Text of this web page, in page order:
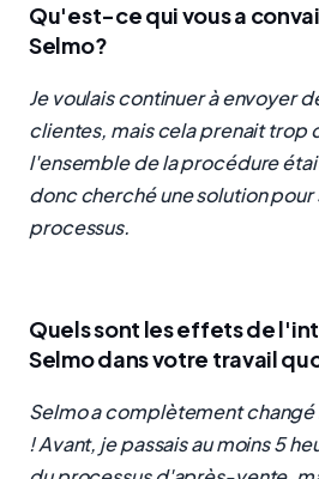
Qu'est-ce qui vous a
Selmo?
Je voulais continuer à envoyer
clientes, mais cela prenait trop
l'ensemble de la procédure
donc cherché une solution
processus.
Quels sont les effets de
Selmo dans votre travail
Selmo a complètement changé
! Avant, je passais au moins 5